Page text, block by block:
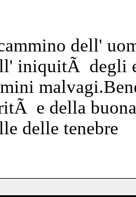
dell'
iniquitÃ degli
e della
delle tenebre